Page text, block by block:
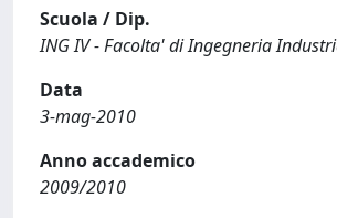
Scuola / Dip.
ING IV - Facolta' di Ingegneria
Data
3-mag-2010
Anno accademico
2009/2010